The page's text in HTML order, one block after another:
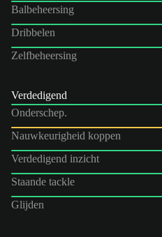
Balbeheersing
Dribbelen
Zelfbeheersing
Verdedigend
Onderschep.
Nauwkeurigheid koppen
Verdedigend inzicht
Staande tackle
Glijden